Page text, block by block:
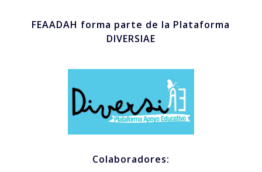
FEAADAH forma parte de la Plataforma
DIVERSIAE
Colaboradores: